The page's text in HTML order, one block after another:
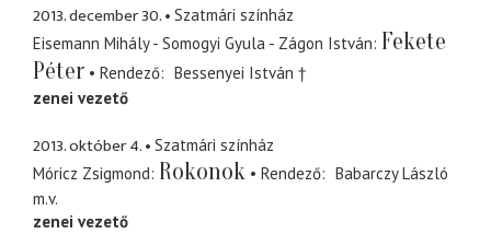
2013. december 30.
Szatmári színház
Eisemann Mihály - Somogyi Gyula - Zágon István Fekete
Péter
Rendező
Bessenyei István †
zenei vezető
2013. október 4.
Szatmári színház
Móricz Zsigmond Rokonok Rendező
Babarczy László
m.v.
zenei vezető